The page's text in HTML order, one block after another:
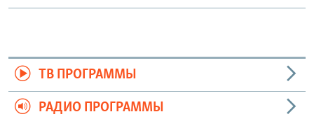
ТВ ПРОГРАММЫ
РАДИО ПРОГРАММЫ